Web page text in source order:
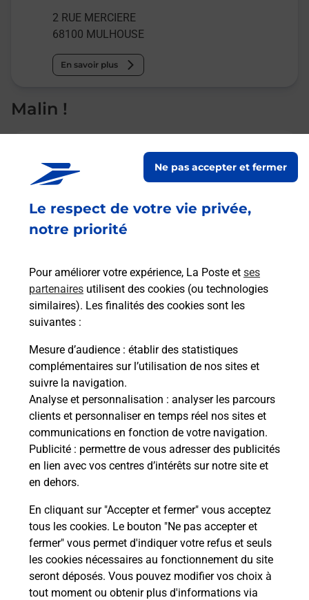
Le respect de votre vie privée,
notre priorité
Pour améliorer votre expérience, La Poste et ses
partenaires utilisent des cookies (ou technologies
similaires). Les finalités des cookies sont les
suivantes :
Mesure d’audience : établir des statistiques
complémentaires sur l’utilisation de nos sites et
suivre la navigation.
Analyse et personnalisation : analyser les parcours
clients et personnaliser en temps réel nos sites et
communications en fonction de votre navigation.
Publicité : permettre de vous adresser des publicités
en lien avec vos centres d’intérêts sur notre site et
en dehors.
En cliquant sur "Accepter et fermer" vous acceptez
tous les cookies. Le bouton "Ne pas accepter et
fermer" vous permet d'indiquer votre refus et seuls
les cookies nécessaires au fonctionnement du site
seront déposés. Vous pouvez modifier vos choix à
tout moment ou obtenir plus d'informations via
Ne pas accepter et fermer
2 RUE MERCIERE
68100 MULHOUSE
En savoir plus
Malin !
en ligne
En savoir plus
Recherchez un autre point de contact
Questions fréquemment posées
Quel réseau utilise La Poste Mobile ?
Est-ce que je peux garder mon
numéro de mobile gratuitement ?
Est-ce que je peux bénéficier de la 5G
avec La Poste Mobile ?
Est-ce que je peux utiliser mon forfait
à l’étranger avec La Poste Mobile ?